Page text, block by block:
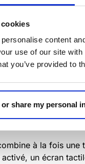
content
use of our site
you’ve provided to
share my personal
à la fois
activé, un écran